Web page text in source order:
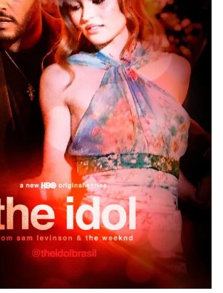
Podcast
Infographic
Shorts video
VTV Thể thao
Bất động sản
Tấm lòng Việt